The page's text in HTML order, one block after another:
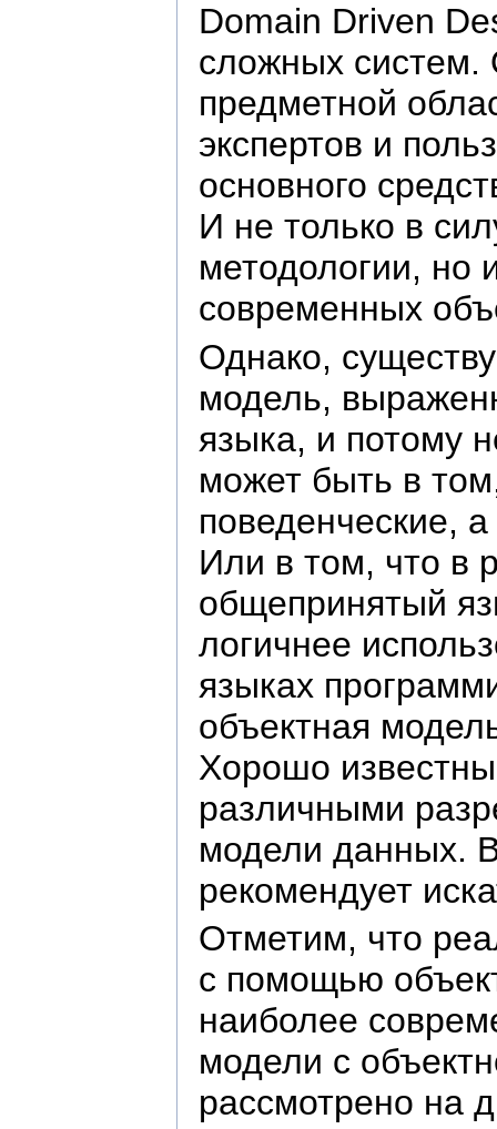
Domain Driven
сложных систем.
предметной
экспертов и
основного
И не только в
методологии, но
современных
Однако,
модель,
языка, и потому
может быть в
поведенческие,
Или в том, что в
общепринятый
логичнее
языках
объектная
Хорошо
различными
модели данных.
рекомендует
Отметим, что
с помощью
наиболее
модели с
рассмотрено на